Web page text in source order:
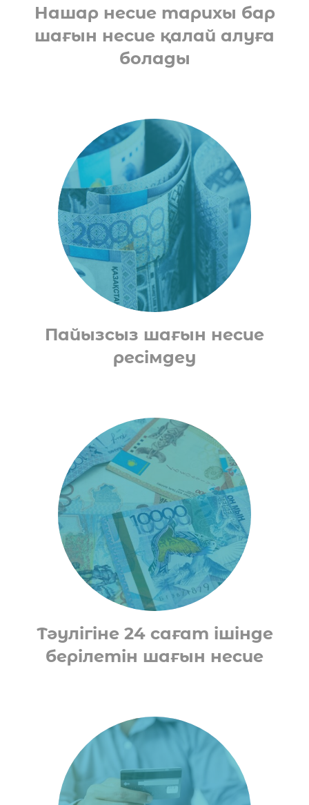
Нашар несие тарихы бар
шағын несие қалай алуға
болады
Пайызсыз шағын несие
ресімдеу
Тәулігіне 24 сағат ішінде
берілетін шағын несие